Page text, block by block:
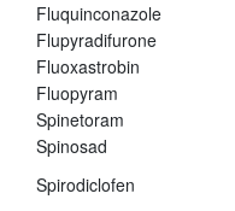
Fluquinconazole
Flupyradifurone
Fluoxastrobin
Fluopyram
Spinetoram
Spinosad
Spirodiclofen